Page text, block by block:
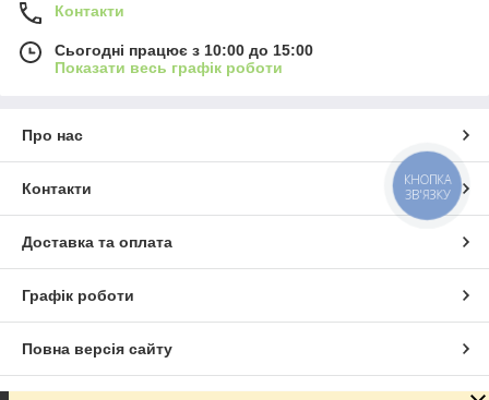
Контакти
Сьогодні працює з 10:00 до 15:00
Показати весь графік роботи
Про нас
Контакти
Доставка та оплата
Графік роботи
Повна версія сайту
КНОПКА
ЗВ'ЯЗКУ